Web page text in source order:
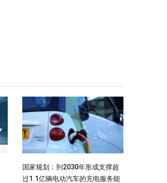
国家规划：到2030年形成支撑超
过1.1亿辆电动汽车的充电服务能